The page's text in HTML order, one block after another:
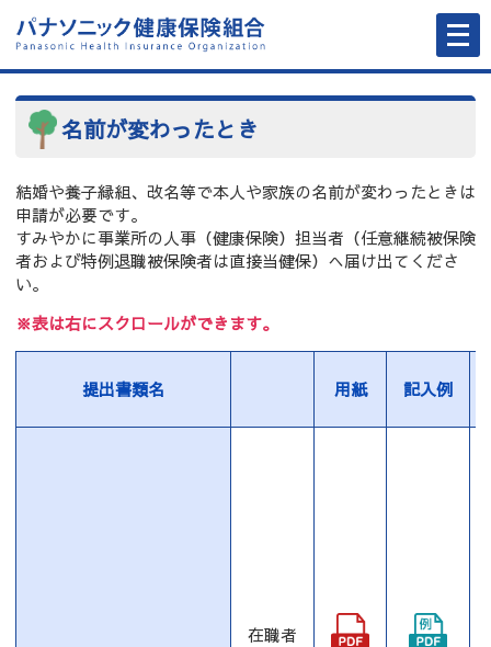
メ
ニ
ュ
ー
開
名前が変わったとき
結婚や養子縁組、改名等で本人や家族の名前が変わったときは
申請が必要です。
すみやかに事業所の人事（健康保険）担当者（任意継続被保険
者および特例退職被保険者は直接当健保）へ届け出てくださ
い。
※表は右にスクロールができます。
提出書類名 用紙 記入例
在職者